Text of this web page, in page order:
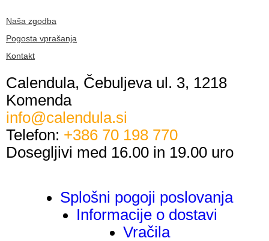
Naša zgodba
Pogosta vprašanja
Kontakt
Calendula, Čebuljeva ul. 3, 1218
Komenda
info@calendula.si
Telefon: +386 70 198 770
Dosegljivi med 16.00 in 19.00 uro
Splošni pogoji poslovanja
Informacije o dostavi
Vračila